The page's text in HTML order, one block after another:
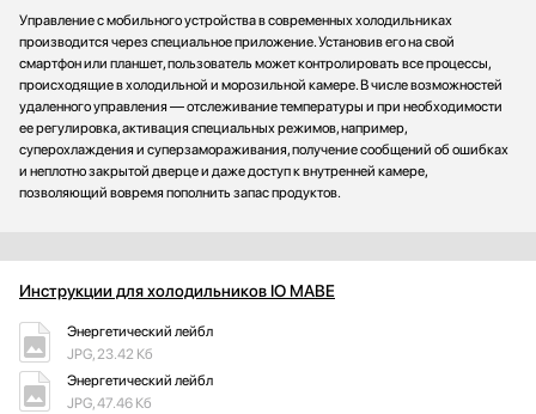
Управление с мобильного устройства в современных холодильниках
производится через специальное приложение. Установив его на свой
смартфон или планшет, пользователь может контролировать все процессы,
происходящие в холодильной и морозильной камере. В числе возможностей
удаленного управления — отслеживание температуры и при необходимости
ее регулировка, активация специальных режимов, например,
суперохлаждения и суперзамораживания, получение сообщений об ошибках
и неплотно закрытой дверце и даже доступ к внутренней камере,
позволяющий вовремя пополнить запас продуктов.
Инструкции для холодильников IO MABE
Энергетический лейбл
JPG, 23.42 Кб
Энергетический лейбл
JPG, 47.46 Кб